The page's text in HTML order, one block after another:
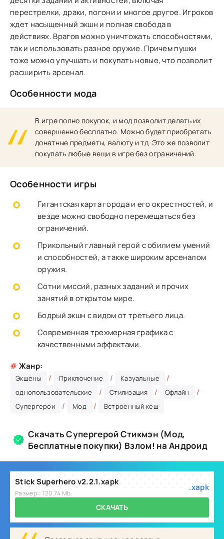
перестрелки, драки, погони и многое другое. Игроков
ждет насыщенный экшн и полная свобода в
действиях. Врагов можно уничтожать способностями,
так и использовать разное оружие. Причем пушки
тоже можно улучшать и покупать новые, что позволит
расширить арсенал.
Особенности мода
В игре полно покупок, и мод позволит делать их
совершенно бесплатно. Можно будет приобретать
донатные предметы, валюту и тд. Это же позволит
покупать любые вещи в игре без ограничений.
Особенности игры
Гигантская карта города и его окрестностей, и
везде можно свободно перемещаться без
ограничений.
Прикольный главный герой с обилием умений
и способностей, а также широким арсеналом
оружия.
Сотни миссий, разных заданий и прочих
занятий в открытом мире.
Бодрый экшн с видом от третьего лица.
Современная трехмерная графика с
качественными эффектами.
# Жанр:
Экшены / Приключение / Казуальные /
однопользовательские / Стилизация / Офлайн /
Супергерои / Мод / Встроенный кеш
Скачать Супергерой Стикмэн (Мод,
Бесплатные покупки) Взлом! на Андроид
Stick Superhero v2.2.1.xapk
Размер:: 120.74 Mb,
.xapk
СКАЧАТЬ